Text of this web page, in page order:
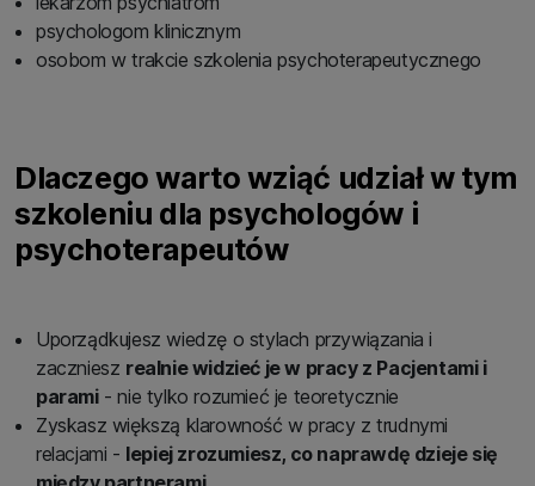
psychologom klinicznym
osobom w trakcie szkolenia psychoterapeutycznego
Dlaczego warto wziąć udział w tym
szkoleniu dla psychologów i
psychoterapeutów
Uporządkujesz wiedzę o stylach przywiązania i
zaczniesz realnie widzieć je w pracy z Pacjentami i
parami- nie tylko rozumieć je teoretycznie
Zyskasz większą klarowność w pracy z trudnymi
relacjami - lepiej zrozumiesz, co naprawdę dzieje się